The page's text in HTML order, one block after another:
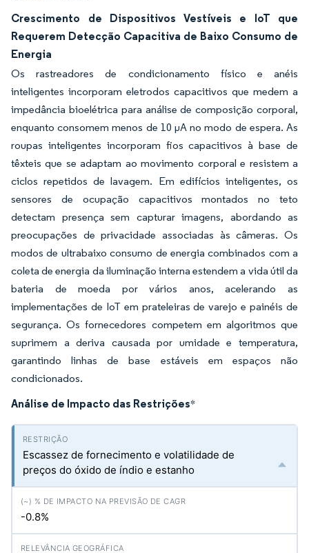
Crescimento de Dispositivos Vestíveis e IoT que
Requerem Detecção Capacitiva de Baixo Consumo de
Energia
Os rastreadores de condicionamento físico e anéis
inteligentes incorporam eletrodos capacitivos que medem a
impedância bioelétrica para análise de composição corporal,
enquanto consomem menos de 10 µA no modo de espera. As
roupas inteligentes incorporam fios capacitivos à base de
têxteis que se adaptam ao movimento corporal e resistem a
ciclos repetidos de lavagem. Em edifícios inteligentes, os
sensores de ocupação capacitivos montados no teto
detectam presença sem capturar imagens, abordando as
preocupações de privacidade associadas às câmeras. Os
modos de ultrabaixo consumo de energia combinados com a
coleta de energia da iluminação interna estendem a vida útil da
bateria de moeda por vários anos, acelerando as
implementações de IoT em prateleiras de varejo e painéis de
segurança. Os fornecedores competem em algoritmos que
suprimem a deriva causada por umidade e temperatura,
garantindo linhas de base estáveis em espaços não
condicionados.
Análise de Impacto das Restrições*
Escassez de fornecimento e volatilidade de
preços do óxido de índio e estanho
-0.8%